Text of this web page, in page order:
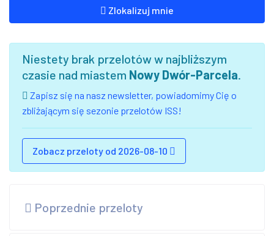
Zlokalizuj mnie
Niestety brak przelotów w najbliższym
czasie nad miastem Nowy Dwór-Parcela.
Zapisz się na nasz newsletter, powiadomimy Cię o
zbliżającym się sezonie przelotów ISS!
Zobacz przeloty od 2026-08-10
Poprzednie przeloty